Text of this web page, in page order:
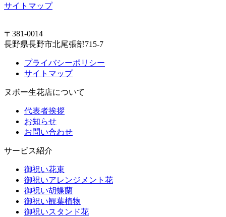
サイトマップ
〒381-0014
長野県長野市北尾張部715-7
プライバシーポリシー
サイトマップ
ヌボー生花店について
代表者挨拶
お知らせ
お問い合わせ
サービス紹介
御祝い花束
御祝いアレンジメント花
御祝い胡蝶蘭
御祝い観葉植物
御祝いスタンド花